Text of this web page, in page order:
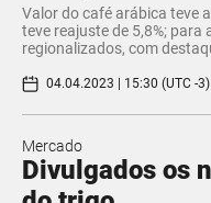
Valor do café arábica teve
teve reajuste de 5,8%;
regionalizados, com
04.04.2023 | 15:30 (UTC -3)
Mercado
Divulgados os